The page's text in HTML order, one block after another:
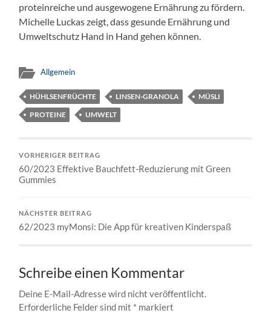
proteinreiche und ausgewogene Ernährung zu fördern.
Michelle Luckas zeigt, dass gesunde Ernährung und
Umweltschutz Hand in Hand gehen können.
Allgemein
HÜHLSENFRÜCHTE LINSEN-GRANOLA
MÜSLI
PROTEINE
UMWELT
VORHERIGER BEITRAG
60/2023 Effektive Bauchfett-Reduzierung mit Green
Gummies
NÄCHSTER BEITRAG
62/2023 myMonsi: Die App für kreativen Kinderspaß
Schreibe einen Kommentar
Deine E-Mail-Adresse wird nicht veröffentlicht.
Erforderliche Felder sind mit * markiert